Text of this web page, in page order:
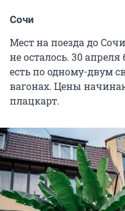
Сочи
Мест на поезда до
не осталось. 30 апреля
есть по одному-двум
вагонах. Цены
плацкарт.